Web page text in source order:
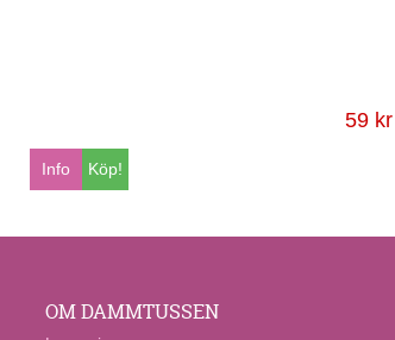
Köp!
Info
59 kr
OM DAMMTUSSEN